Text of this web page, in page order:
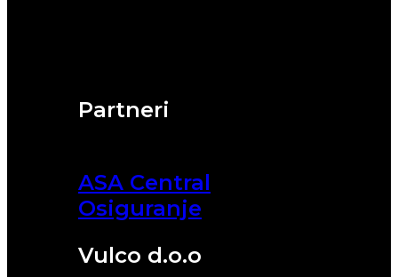
Partneri
ASA Central
Osiguranje
Vulco d.o.o